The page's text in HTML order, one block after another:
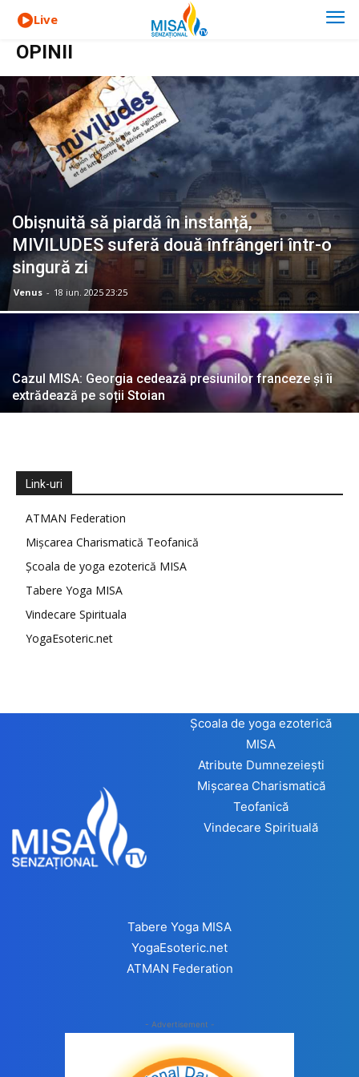
Live
OPINII
Obișnuită să piardă în instanță,
MIVILUDES suferă două înfrângeri într-o
singură zi
Venus - 18 iun. 2025 23:25
Cazul MISA: Georgia cedează presiunilor franceze și îi
extrădează pe soții Stoian
Link-uri
ATMAN Federation
Mișcarea Charismatică Teofanică
Școala de yoga ezoterică MISA
Tabere Yoga MISA
Vindecare Spirituala
YogaEsoteric.net
Școala de yoga ezoterică
MISA
Atribute Dumnezeiești
Mișcarea Charismatică
Teofanică
Vindecare Spirituală
Tabere Yoga MISA
YogaEsoteric.net
ATMAN Federation
- Advertisement -